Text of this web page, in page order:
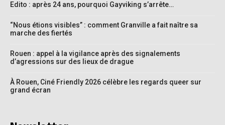
Edito : après 24 ans, pourquoi Gayviking s’arrête…
“Nous étions visibles” : comment Granville a fait naître sa
marche des fiertés
Rouen : appel à la vigilance après des signalements
d’agressions sur des lieux de drague
À Rouen, Ciné Friendly 2026 célèbre les regards queer sur
grand écran